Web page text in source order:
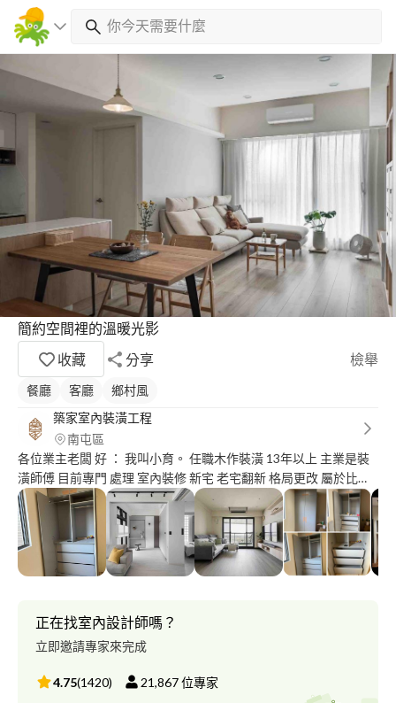
簡約空間裡的溫暖光影
收藏
分享 檢舉
餐廳 客廳
鄉村風
築家室內裝潢工程
南屯區
各位業主老闆 好 ： 我叫小育。 任職木作裝潢 13年以上 主業是裝
潢師傅 目前專門 處理 室內裝修 新宅 老宅翻新 格局更改 屬於比較
偏統包的職業 本身有 接洽案場本身都會在現場施工 安排工班的 流
程 順序 做好規劃 ， 幫業主 把關所有工作的品質 ， 我們雖然不認
識， 但重工作態度 會讓業主知道我是一個有責任的 師傅兼老闆 謝
謝你們願意花幾分鐘看我的 自我簡介 我們會定期分享 除了360以
外的各種木工 作品 我們有配合設計師設計圖施工 也能配合 業主需
有進度上的問題 能配合業主的想法把喜歡的風格加入自己家 師傅
年輕好溝通 一分錢一分貨 我們 不菸 不酒 不檳榔 保持乾淨 我們的
工作 （不偷工）（不偷料 ） 我們使用什麼材料 都會在報價單詳細
打著 我們在工作都會 拍施工照片給業主可以紀錄 選擇好的工班 減
少後續很多問題 我們都會 持續增加我們的作品 我們有燈具規劃 -
正在找室內設計師嗎？
立即邀請專家來完成
4.75(1420) 21,867位專家